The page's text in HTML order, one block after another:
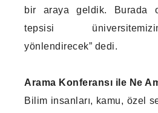
bir araya geldik. Burada
tepsisi
yönlendirecek” dedi.
Arama Konferansı ile Ne
Bilim insanları, kamu, özel